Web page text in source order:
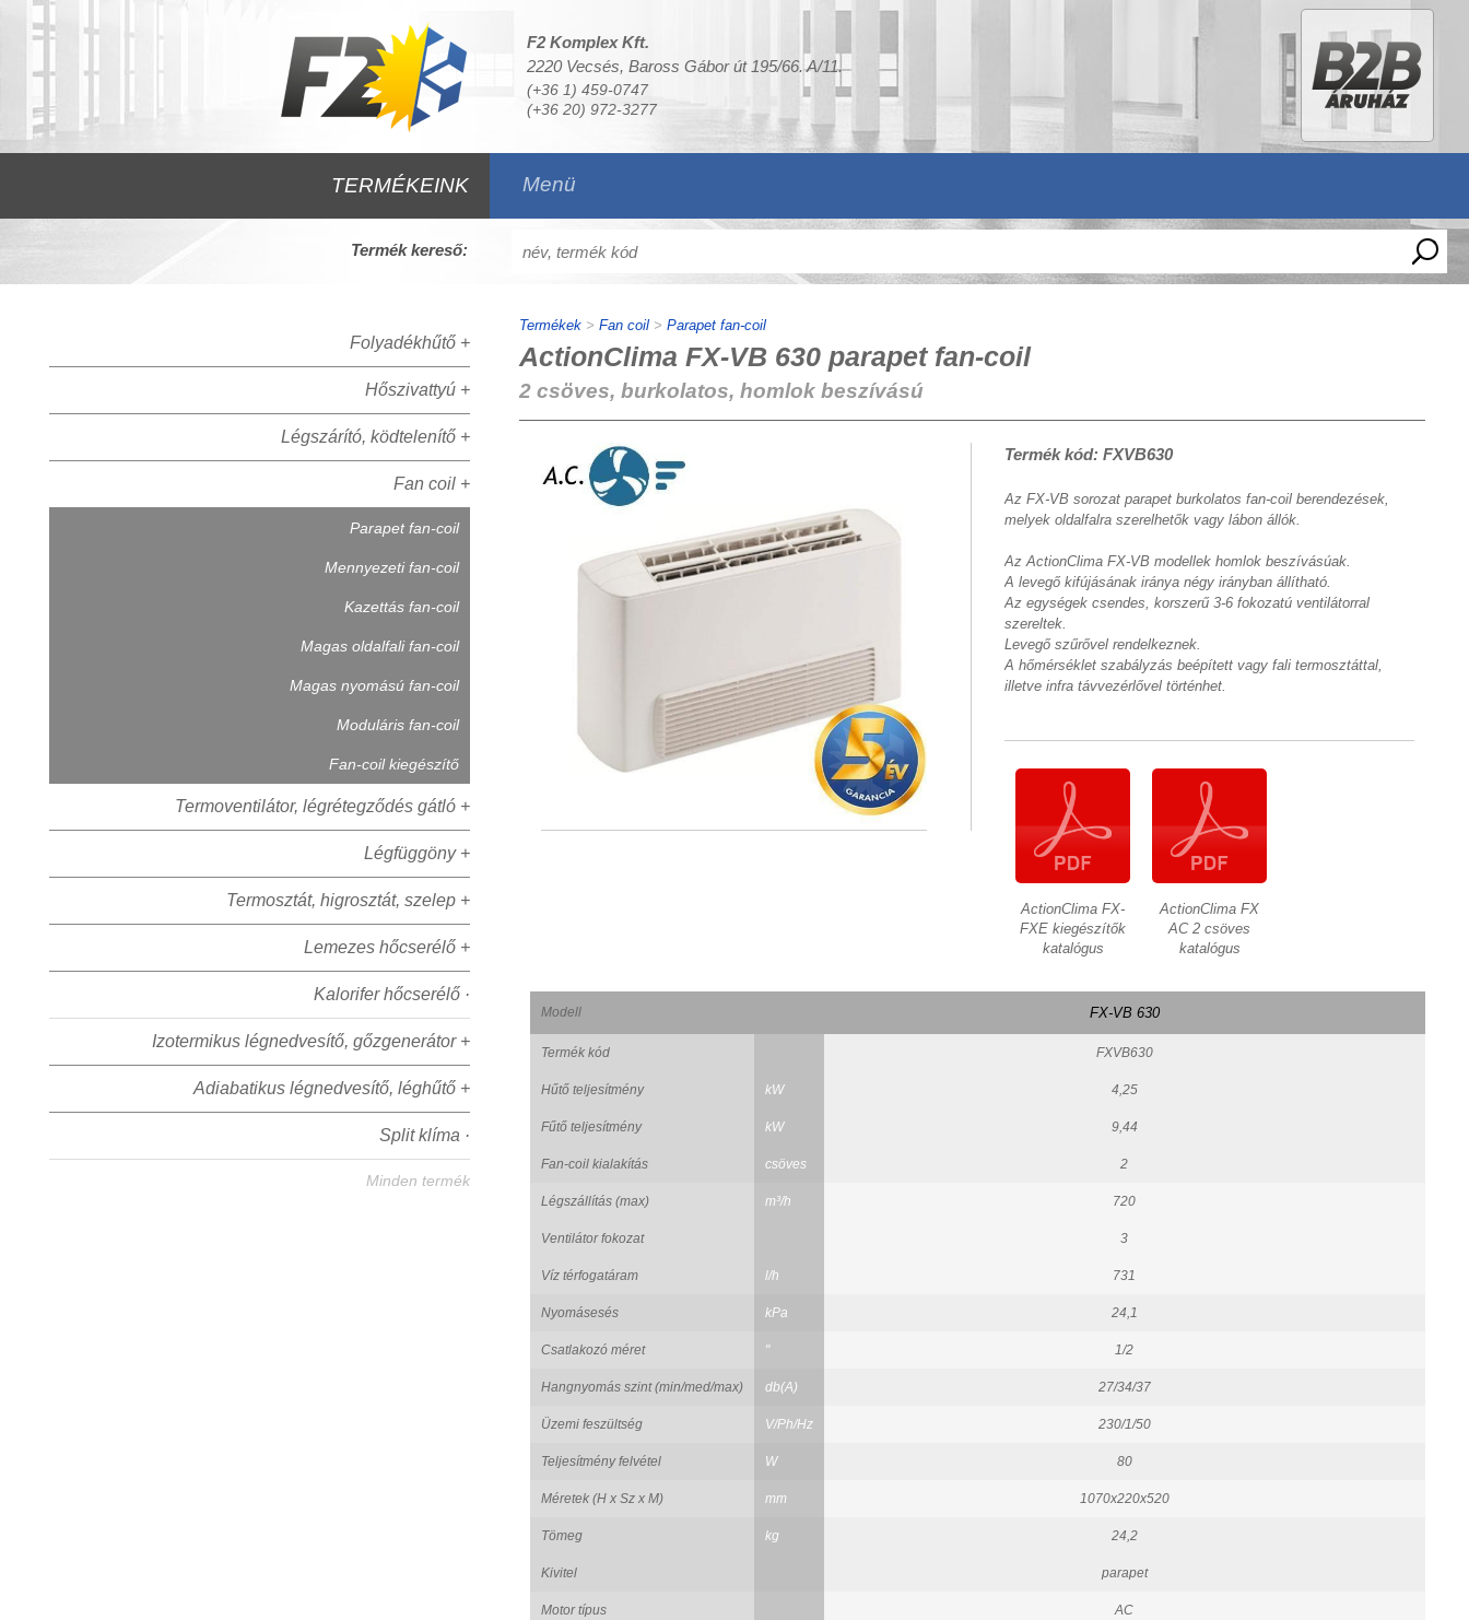
F2 Komplex Kft.
2220 Vecsés, Baross Gábor út 195/66. A/11.
(+36 1) 459-0747
(+36 20) 972-3277
TERMÉKEINK Menü
Termék kereső:
Folyadékhűtő +
Hőszivattyú +
Légszárító, ködtelenítő +
Fan coil +
Parapet fan-coil
Mennyezeti fan-coil
Kazettás fan-coil
Magas oldalfali fan-coil
Magas nyomású fan-coil
Moduláris fan-coil
Fan-coil kiegészítő
Termoventilátor, légrétegződés gátló +
Légfüggöny +
Termosztát, higrosztát, szelep +
Lemezes hőcserélő +
Kalorifer hőcserélő ·
Izotermikus légnedvesítő, gőzgenerátor +
Adiabatikus légnedvesítő, léghűtő +
Split klíma ·
Minden termék
Termékek> Fan coil> Parapet fan-coil
ActionClima FX-VB 630 parapet fan-coil
2 csöves, burkolatos, homlok beszívású
Termék kód: FXVB630
Az FX-VB sorozat parapet burkolatos fan-coil berendezések,
melyek oldalfalra szerelhetők vagy lábon állók.
Az ActionClima FX-VB modellek homlok beszívásúak.
A levegő kifújásának iránya négy irányban állítható.
Az egységek csendes, korszerű 3-6 fokozatú ventilátorral
szereltek.
Levegő szűrővel rendelkeznek.
A hőmérséklet szabályzás beépített vagy fali termosztáttal,
illetve infra távvezérlővel történhet.
ActionClima FX-
FXE kiegészítők
katalógus
ActionClima FX
AC 2 csöves
katalógus
Modell FX-VB 630
Termék kód FXVB630
Hűtő teljesítmény kW 4,25
Fűtő teljesítmény kW 9,44
Fan-coil kialakítás csöves 2
Légszállítás (max) m³/h 720
Ventilátor fokozat 3
Víz térfogatáram l/h 731
Nyomásesés kPa 24,1
Csatlakozó méret " 1/2
Hangnyomás szint (min/med/max) db(A) 27/34/37
Üzemi feszültség V/Ph/Hz 230/1/50
Teljesítmény felvétel W 80
Méretek (H x Sz x M) mm 1070x220x520
Tömeg kg 24,2
Kivitel parapet
Motor típus AC